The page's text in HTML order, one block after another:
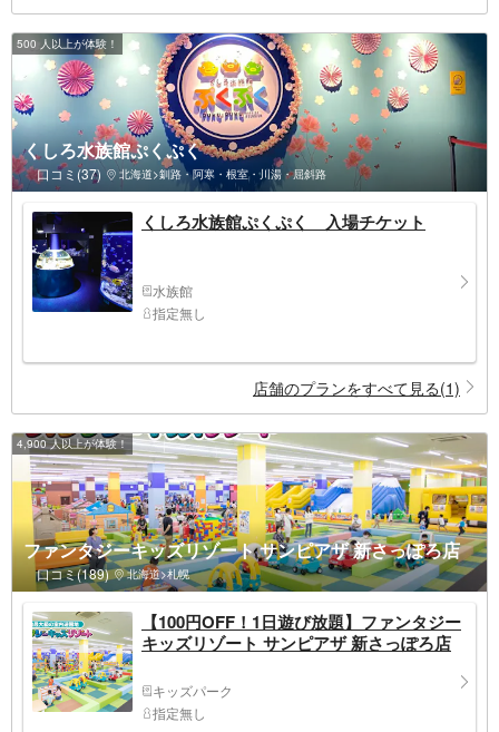
500 人以上が体験！
くしろ水族館ぷくぷく
口コミ(37) 北海道>釧路・阿寒・根室・川湯・屈斜路
くしろ水族館ぷくぷく 入場チケット
水族館
指定無し
店舗のプランをすべて見る(1)
4,900 人以上が体験！
ファンタジーキッズリゾート サンピアザ 新さっぽろ店
口コミ(189) 北海道>札幌
【100円OFF！1日遊び放題】ファンタジー
キッズリゾート サンピアザ 新さっぽろ店
キッズパーク
指定無し